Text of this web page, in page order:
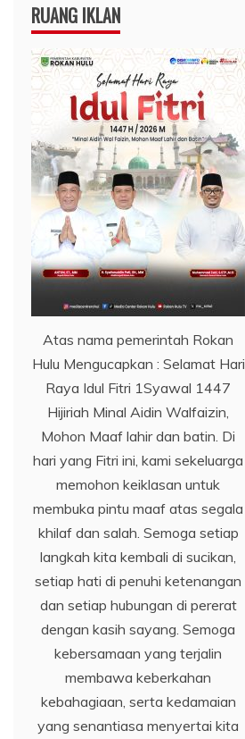
RUANG IKLAN
Atas nama pemerintah Rokan
Hulu Mengucapkan : Selamat Hari
Raya Idul Fitri 1Syawal 1447
Hijiriah Minal Aidin Walfaizin,
Mohon Maaf lahir dan batin. Di
hari yang Fitri ini, kami sekeluarga
memohon keiklasan untuk
membuka pintu maaf atas segala
khilaf dan salah. Semoga setiap
langkah kita kembali di sucikan,
setiap hati di penuhi ketenangan
dan setiap hubungan di pererat
dengan kasih sayang. Semoga
kebersamaan yang terjalin
membawa keberkahan
kebahagiaan, serta kedamaian
yang senantiasa menyertai kita